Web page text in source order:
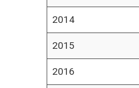
2014
2015
2016